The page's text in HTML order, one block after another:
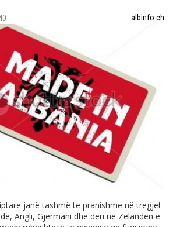
albinfo.ch
janë tashmë të pranishme në tregjet
Angli, Gjermani dhe deri në Zelandën e